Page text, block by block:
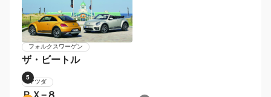
フォルクスワーゲン
ザ・ビートル
5